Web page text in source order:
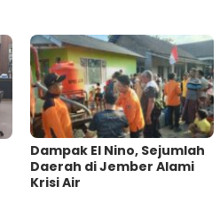
Dampak El Nino, Sejumlah
Daerah di Jember Alami
Krisi Air